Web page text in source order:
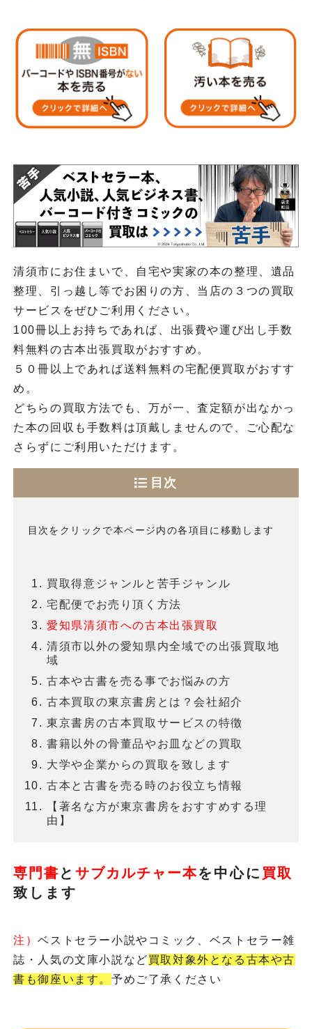
清須市にお住まいで、自宅や実家の本の整理、遺品
整理、引っ越し等でお困りの方、当店の３つの買取
サービスをぜひご利用ください。
100冊以上お持ちであれば、出張費や運び出し手数
料無料の古本出張買取がおすすめ。
５０冊以上であれば送料無料の宅配便買取がおすす
め。
どちらの買取方法でも、万が一、査定額が出なかっ
た本の回収も手数料は頂戴しませんので、ご心配な
さらずにご利用いただけます。
目次
目次をクリックで本ページ内の各項目に移動します
買取得意ジャンルと苦手ジャンル
宅配便でお売り頂く方法
愛知県清須市への古本出張買取
清須市以外の愛知県内全域での出張買取地
域
古本や古書を売る事でお悩みの方
古本買取の東京書房とは？会社紹介
東京書房の古本買取サービスの特徴
書籍以外の骨董品やお皿などの買取
大学や企業からの買取を致します
古本と古書を売る時のお役立ち情報
【著名な方が東京書房をおすすめする理
由】
専門書 とサブカルチャー本を 中心に 買取
致します
注）ベストセラー小説やコミック、ベストセラー雑
誌・人気の文庫小説など買取対象外となる古本や古
書も御座います。 予めご了承ください